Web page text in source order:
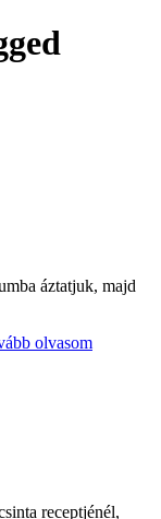
áztatjuk, majd
olvasom
receptjénél,